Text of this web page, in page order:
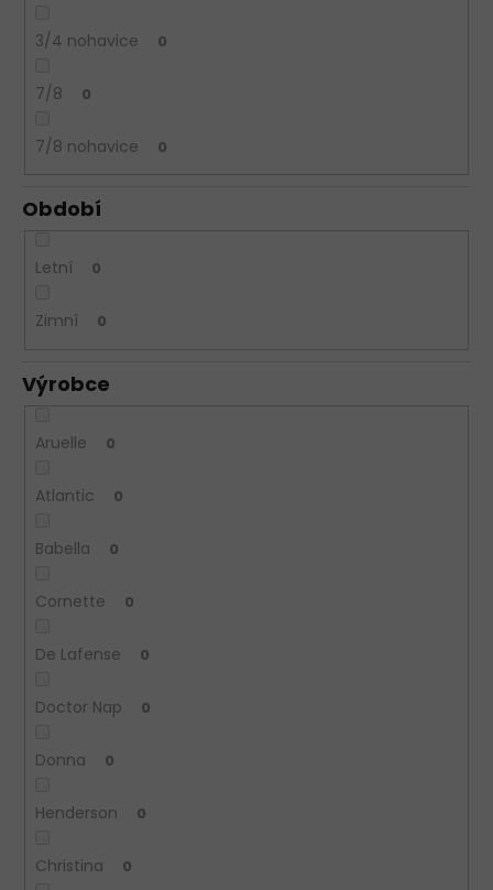
3/4 nohavice 0
7/8 0
7/8 nohavice 0
Období
Letní 0
Zimní 0
Výrobce
Aruelle 0
Atlantic 0
Babella 0
Cornette 0
De Lafense 0
Doctor Nap 0
Donna 0
Henderson 0
Christina 0